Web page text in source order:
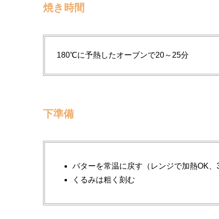
焼き時間
180℃に予熱したオーブンで20～25分
下準備
バターを常温に戻す（レンジで加熱OK、
くるみは粗く刻む